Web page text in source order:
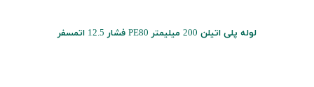
لوله پلی اتیلن 200 میلیمتر PE80 فشار 12.5 اتمسفر